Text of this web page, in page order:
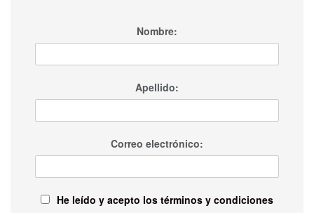
Nombre:
Apellido:
Correo electrónico:
He leído y acepto los términos y condiciones